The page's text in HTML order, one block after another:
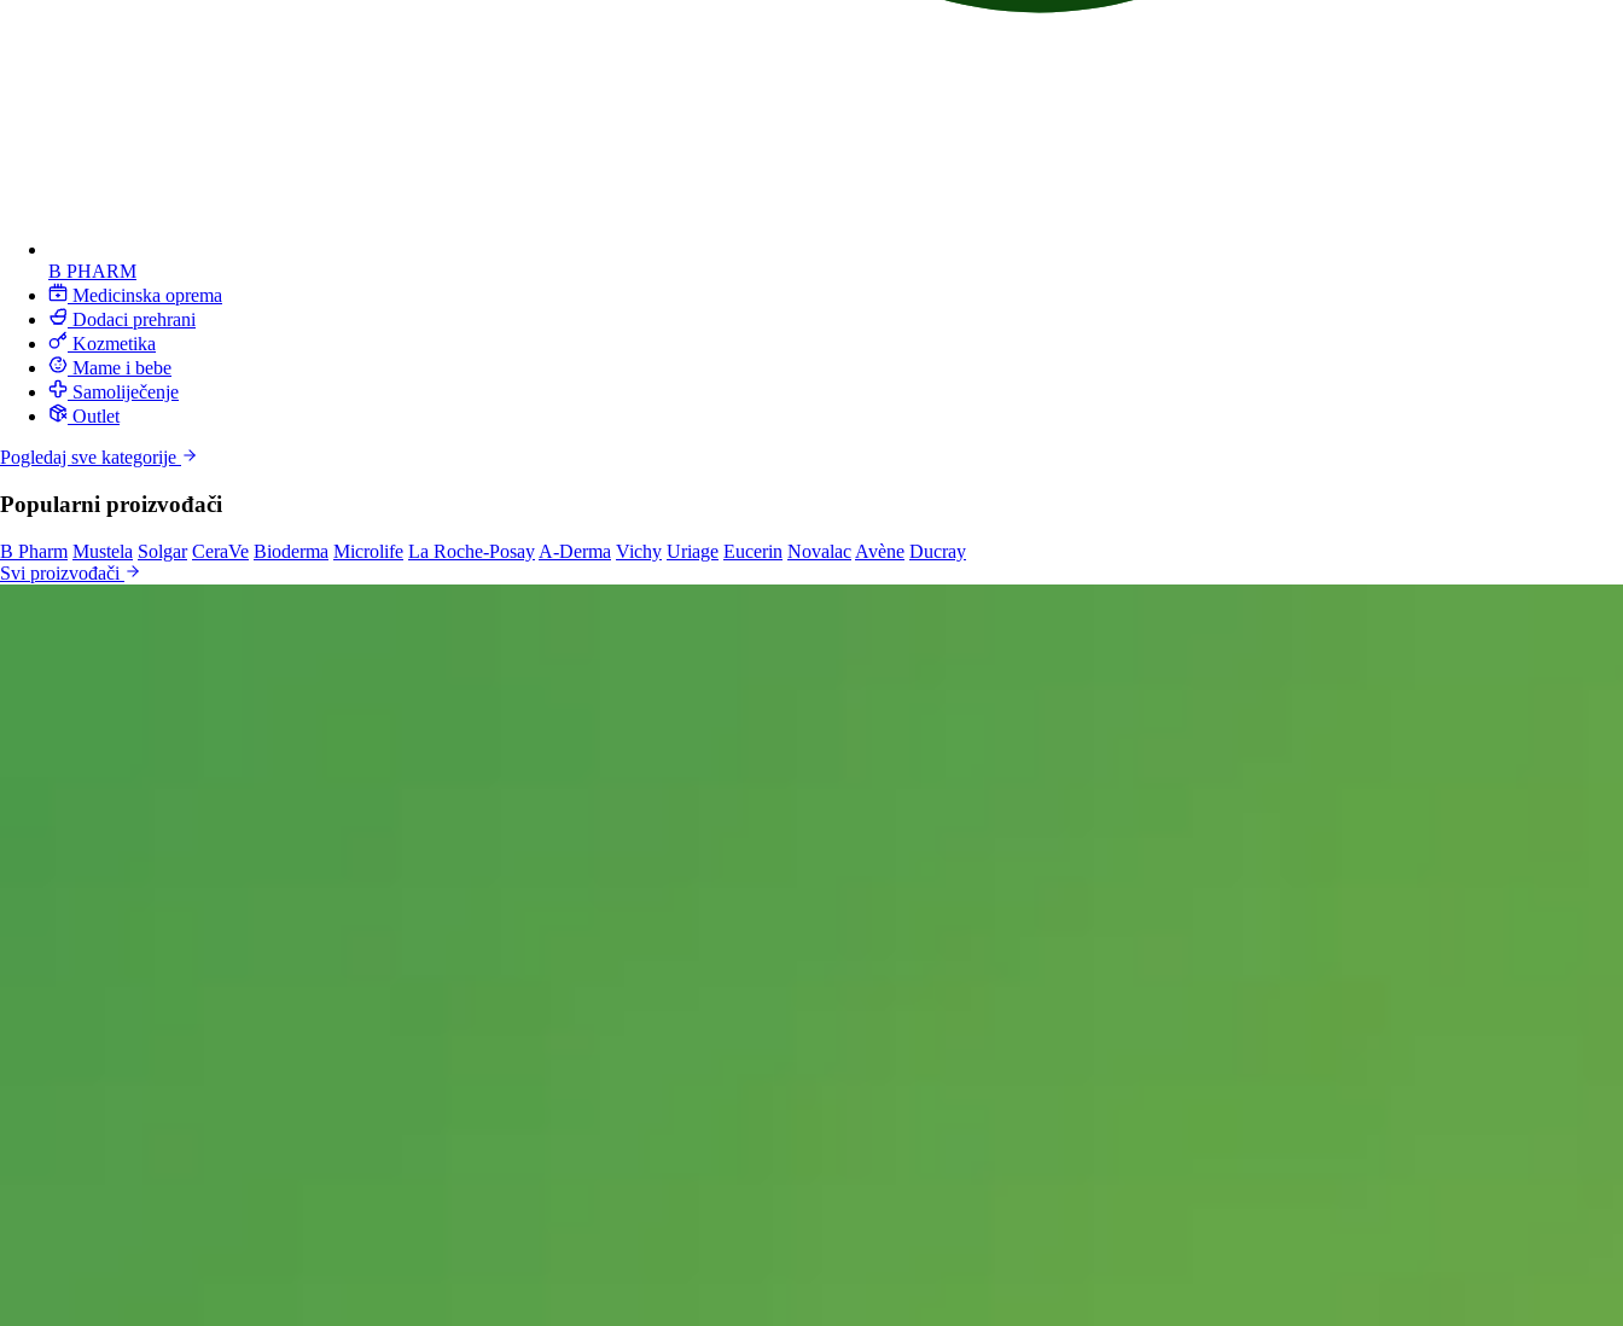
B PHARM
Medicinska oprema
Dodaci prehrani
Kozmetika
Mame i bebe
Samoliječenje
Outlet
Pogledaj sve kategorije
Popularni proizvođači
B Pharm Mustela Solgar CeraVe Bioderma Microlife La Roche-Posay A-Derma Vichy Uriage Eucerin Novalac Avène Ducray
Svi proizvođači